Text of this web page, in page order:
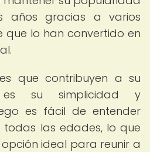
gracias a varios
que lo han convertido en
que contribuyen a su
su simplicidad y
es fácil de entender
las edades, lo que
ideal para reunir a